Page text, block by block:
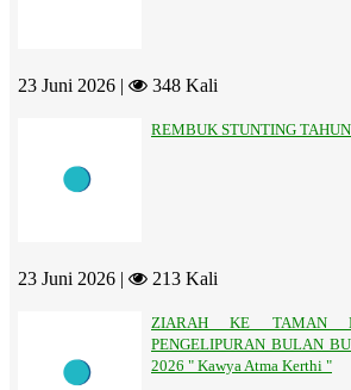
23 Juni 2026 | 348 Kali
REMBUK STUNTING
23 Juni 2026 | 213 Kali
ZIARAH KE TAMAN
PENGELIPURAN BULAN
2026 " Kawya Atma Kerthi "